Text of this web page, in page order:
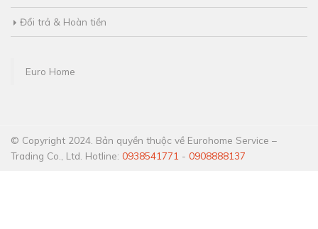
Đổi trả & Hoàn tiền
Euro Home
© Copyright 2024. Bản quyền thuộc về Eurohome Service –
Trading Co., Ltd. Hotline: 0938541771 - 0908888137